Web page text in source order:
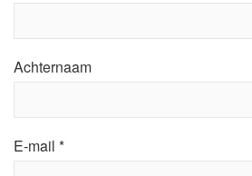
Achternaam
E-mail *